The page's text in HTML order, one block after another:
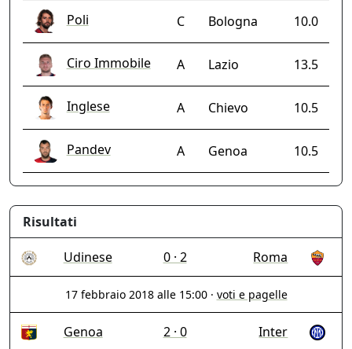
Poli C Bologna 10.0
Ciro Immobile A Lazio 13.5
Inglese A Chievo 10.5
Pandev A Genoa 10.5
Risultati
Udinese 0 · 2 Roma
17 febbraio 2018 alle 15:00 · voti e pagelle
Genoa 2 · 0 Inter